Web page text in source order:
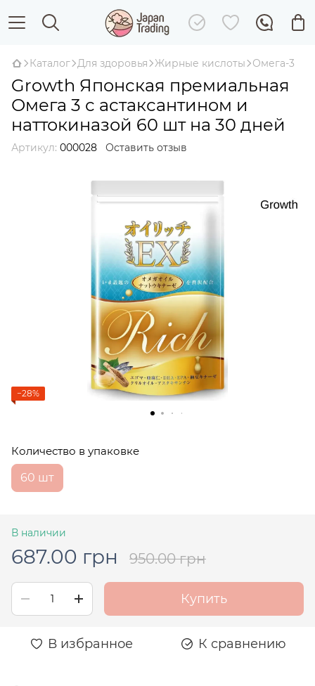
Каталог Для здоровья Жирные кислоты Омега-3
Growth Японская премиальная
Омега 3 с астаксантином и
наттокиназой 60 шт на 30 дней
Артикул: 000028 Оставить отзыв
−28%
Количество в упаковке
60 шт
В наличии
687.00 грн 950.00 грн
Купить
В избранное К сравнению